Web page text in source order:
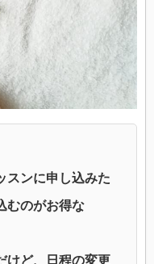
スンに申し込みた
むのがお得な
けど、日程の変更